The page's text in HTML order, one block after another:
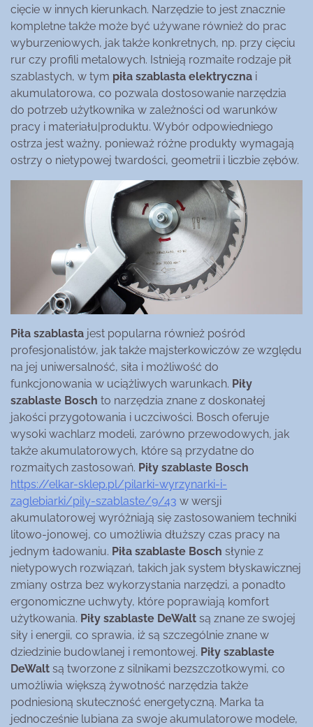
cięcie w innych kierunkach. Narzędzie to jest znacznie
kompletne także może być używane również do prac
wyburzeniowych, jak także konkretnych, np. przy cięciu
rur czy profili metalowych. Istnieją rozmaite rodzaje pił
szablastych, w tym piła szablasta elektryczna i
akumulatorowa, co pozwala dostosowanie narzędzia
do potrzeb użytkownika w zależności od warunków
pracy i materiału|produktu. Wybór odpowiedniego
ostrza jest ważny, ponieważ różne produkty wymagają
ostrzy o nietypowej twardości, geometrii i liczbie zębów.
Piła szablasta jest popularna również pośród
profesjonalistów, jak także majsterkowiczów ze względu
na jej uniwersalność, siła i możliwość do
funkcjonowania w uciążliwych warunkach. Piły
szablaste Bosch to narzędzia znane z doskonałej
jakości przygotowania i uczciwości. Bosch oferuje
wysoki wachlarz modeli, zarówno przewodowych, jak
także akumulatorowych, które są przydatne do
rozmaitych zastosowań. Piły szablaste Bosch
https://elkar-sklep.pl/pilarki-wyrzynarki-i-
zaglebiarki/pily-szablaste/9/43 w wersji
akumulatorowej wyróżniają się zastosowaniem techniki
litowo-jonowej, co umożliwia dłuższy czas pracy na
jednym ładowaniu. Piła szablaste Bosch słynie z
nietypowych rozwiązań, takich jak system błyskawicznej
zmiany ostrza bez wykorzystania narzędzi, a ponadto
ergonomiczne uchwyty, które poprawiają komfort
użytkowania. Piły szablaste DeWalt są znane ze swojej
siły i energii, co sprawia, iż są szczególnie znane w
dziedzinie budowlanej i remontowej. Piły szablaste
DeWalt są tworzone z silnikami bezszczotkowymi, co
umożliwia większą żywotność narzędzia także
podniesioną skuteczność energetyczną. Marka ta
jednocześnie lubiana za swoje akumulatorowe modele,